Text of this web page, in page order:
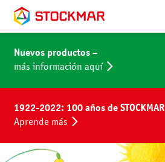
Nuevos productos –
más información aquí
1922-2022: 100 años de STOCKMAR
Aprende más